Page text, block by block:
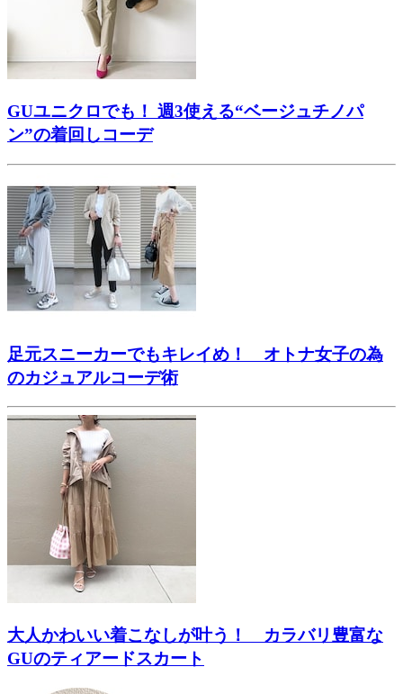
GUユニクロでも！ 週3使える“ベージュチノパ
ン”の着回しコーデ
足元スニーカーでもキレイめ！ オトナ女子の為
のカジュアルコーデ術
大人かわいい着こなしが叶う！ カラバリ豊富な
GUのティアードスカート